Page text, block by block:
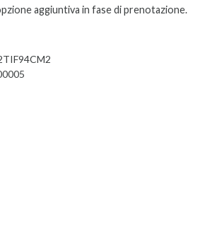
aggiuntiva in fase di prenotazione.